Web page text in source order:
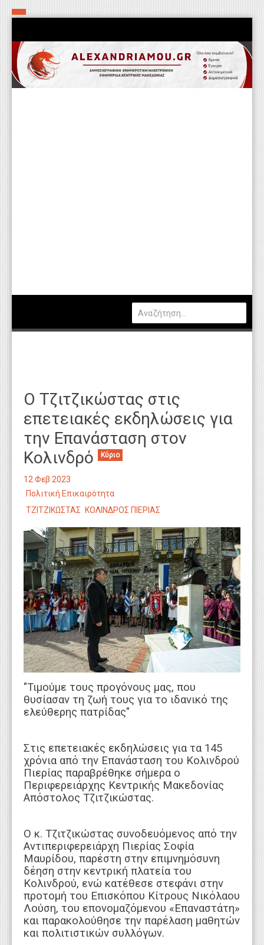
Ο Τζιτζικώστας στις
επετειακές εκδηλώσεις για
την Επανάσταση στον
Κολινδρό
Κύριο
12 Φεβ 2023
Πολιτική Επικαιρότητα
ΤΖΙΤΖΙΚΩΣΤΑΣ
ΚΟΛΙΝΔΡΟΣ ΠΙΕΡΙΑΣ
"Τιμούμε τους προγόνους μας, που
θυσίασαν τη ζωή τους για το ιδανικό της
ελεύθερης πατρίδας"
Στις επετειακές εκδηλώσεις για τα 145
χρόνια από την Επανάσταση του Κολινδρού
Πιερίας παραβρέθηκε σήμερα ο
Περιφερειάρχης Κεντρικής Μακεδονίας
Απόστολος Τζιτζικώστας.
Ο κ. Τζιτζικώστας συνοδευόμενος από την
Αντιπεριφερειάρχη Πιερίας Σοφία
Μαυρίδου, παρέστη στην επιμνημόσυνη
δέηση στην κεντρική πλατεία του
Κολινδρού, ενώ κατέθεσε στεφάνι στην
προτομή του Επισκόπου Κίτρους Νικόλαου
Λούση, του επονομαζόμενου «Επαναστάτη»
και παρακολούθησε την παρέλαση μαθητών
και πολιτιστικών συλλόγων.
Αρχική
Τα εν δήμω εν οίκω
Πολιτιστικά-Εκκλησιαστικά
Καιρός
Τεχνολογία
Εκπαίδευση
Υγεία
Βιβλιοθήκη Απόψεων
WEBTV